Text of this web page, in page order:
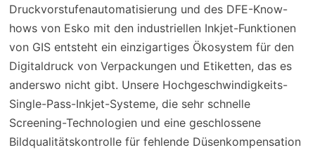
Druckvorstufenautomatisierung und des DFE-Know-
hows von Esko mit den industriellen Inkjet-Funktionen
von GIS entsteht ein einzigartiges Ökosystem für den
Digitaldruck von Verpackungen und Etiketten, das es
anderswo nicht gibt. Unsere Hochgeschwindigkeits-
Single-Pass-Inkjet-Systeme, die sehr schnelle
Screening-Technologien und eine geschlossene
Bildqualitätskontrolle für fehlende Düsenkompensation